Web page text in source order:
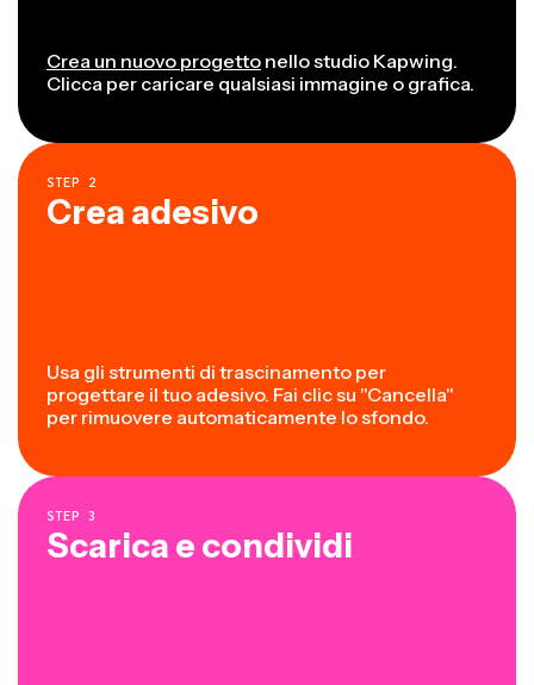
Crea un nuovo progetto nello studio Kapwing.
Clicca per caricare qualsiasi immagine o grafica.
STEP 2
Crea adesivo
Usa gli strumenti di trascinamento per
progettare il tuo adesivo. Fai clic su "Cancella"
per rimuovere automaticamente lo sfondo.
STEP 3
Scarica e condividi